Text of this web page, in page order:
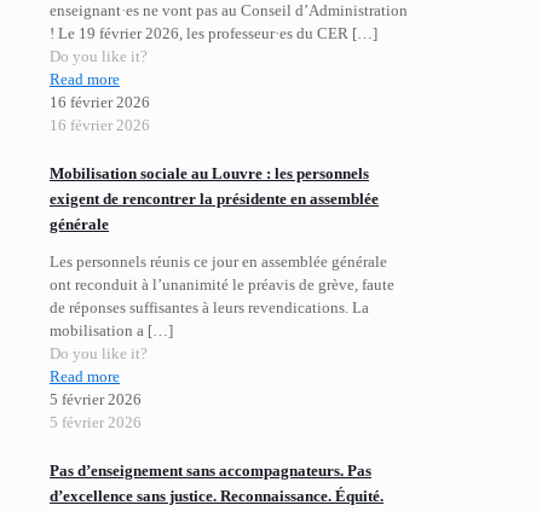
enseignant·es ne vont pas au Conseil d’Administration
! Le 19 février 2026, les professeur·es du CER […]
Do you like it?
Read more
16 février 2026
16 février 2026
Mobilisation sociale au Louvre : les personnels
exigent de rencontrer la présidente en assemblée
générale
Les personnels réunis ce jour en assemblée générale
ont reconduit à l’unanimité le préavis de grève, faute
de réponses suffisantes à leurs revendications. La
mobilisation a […]
Do you like it?
Read more
5 février 2026
5 février 2026
Pas d’enseignement sans accompagnateurs. Pas
d’excellence sans justice. Reconnaissance. Équité.